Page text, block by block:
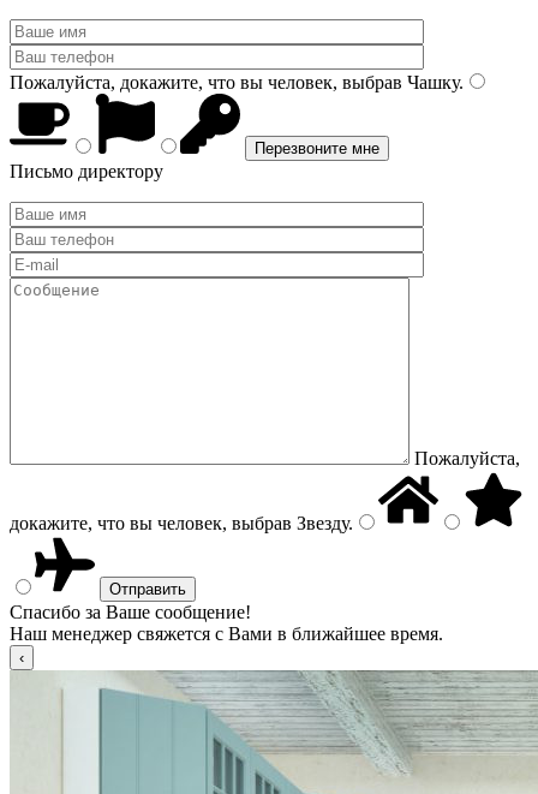
Пожалуйста, докажите, что вы человек, выбрав Чашку.
Письмо директору
Пожалуйста,
докажите, что вы человек, выбрав Звезду.
Спасибо за Ваше сообщение!
Наш менеджер свяжется с Вами в ближайшее время.